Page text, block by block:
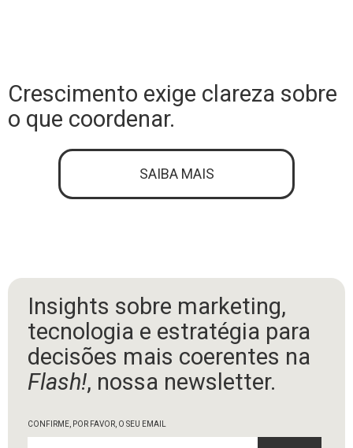
Crescimento exige clareza sobre
o que coordenar.
SAIBA MAIS
Insights sobre marketing,
tecnologia e estratégia para
decisões mais coerentes na
Flash!, nossa newsletter.
CONFIRME, POR FAVOR, O SEU EMAIL